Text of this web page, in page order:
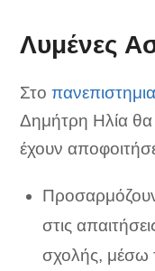
Λυμένες
Στο
Δημήτρη Ηλία θα
έχουν
στις
σχολής, μέσω